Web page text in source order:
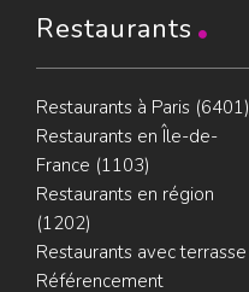
Restaurants
Restaurants à Paris (6401)
Restaurants en Île-de-
France (1103)
Restaurants en région
(1202)
Restaurants avec terrasse
Référencement